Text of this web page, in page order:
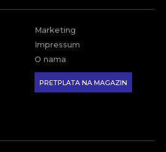
Marketing
Impressum
O nama
PRETPLATA NA MAGAZIN